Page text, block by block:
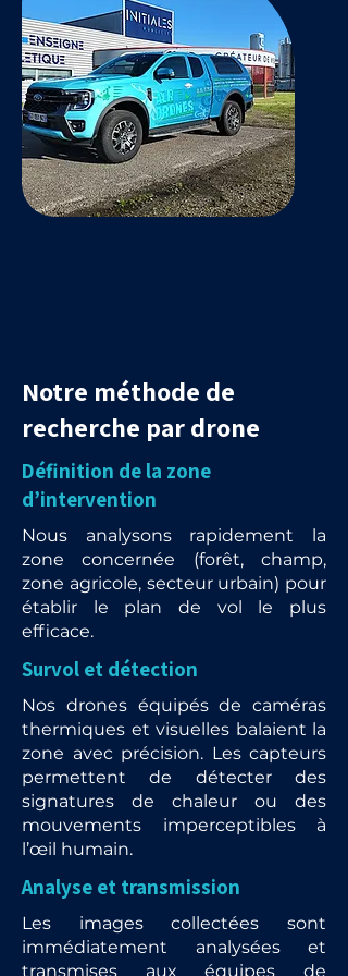
Notre méthode de
recherche par drone
Définition de la zone
d’intervention
Nous analysons rapidement la
zone concernée (forêt, champ,
zone agricole, secteur urbain) pour
établir le plan de vol le plus
efficace.
Survol et détection
Nos drones équipés de caméras
thermiques et visuelles balaient la
zone avec précision. Les capteurs
permettent de détecter des
signatures de chaleur ou des
mouvements imperceptibles à
l’œil humain.
Analyse et transmission
Les images collectées sont
immédiatement analysées et
transmises aux équipes de